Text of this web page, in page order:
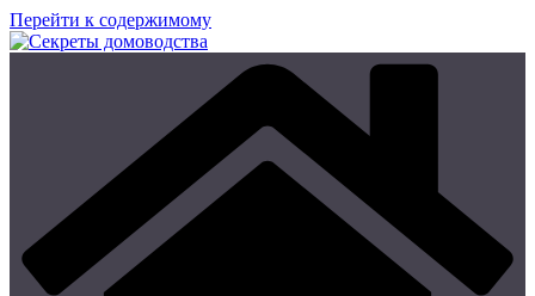
Перейти к содержимому